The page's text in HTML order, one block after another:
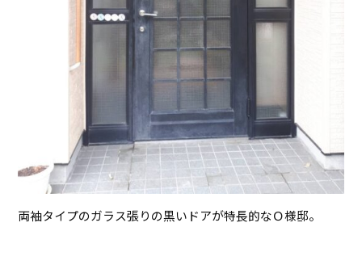
両袖タイプのガラス張りの黒いドアが特長的なＯ様邸。